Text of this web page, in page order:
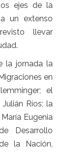
ejes de la
un extenso
llevar
la jornada la
en
el
Ríos; la
Eugenia
Desarrollo
la Nación,